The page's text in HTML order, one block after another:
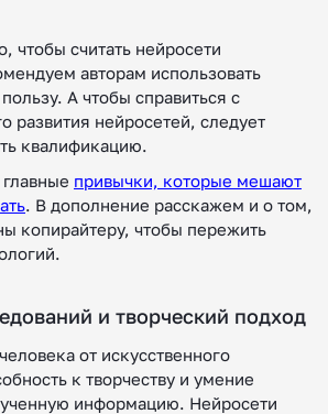
чтобы считать нейросети
авторам использовать
А чтобы справиться с
развития нейросетей, следует
квалификацию.
привычки, которые мешают
. В дополнение расскажем и о том,
копирайтеру, чтобы пережить
и творческий подход
от искусственного
к творчеству и умение
информацию. Нейросети